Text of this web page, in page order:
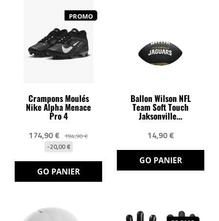
PROMO
Crampons Moulés
Nike Alpha Menace
Pro 4
174,90 € 194,90 €
-20,00 €
GO PANIER
Ballon Wilson NFL
Team Soft Touch
Jaksonville...
14,90 €
GO PANIER